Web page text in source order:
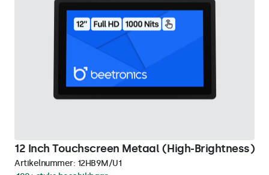
12 Inch Touchscreen Metaal (High-Brightness)
Artikelnummer: 12HB9M/U1